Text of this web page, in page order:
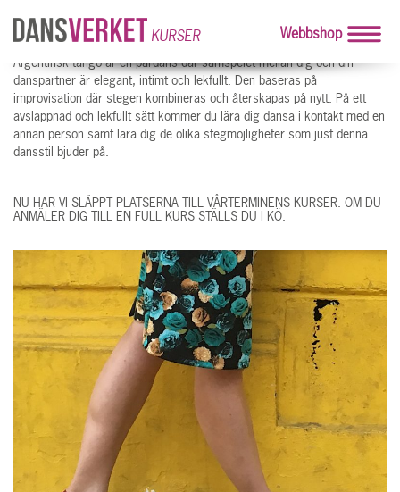
KURSER Webbshop
Argentinsk tango är en pardans där samspelet mellan dig och din
danspartner är elegant, intimt och lekfullt. Den baseras på
improvisation där stegen kombineras och återskapas på nytt. På ett
avslappnad och lekfullt sätt kommer du lära dig dansa i kontakt med en
annan person samt lära dig de olika stegmöjligheter som just denna
dansstil bjuder på.
NU HAR VI SLÄPPT PLATSERNA TILL VÅRTERMINENS KURSER. OM DU
ANMÄLER DIG TILL EN FULL KURS STÄLLS DU I KÖ.